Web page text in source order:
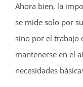
Ahora bien, la
se mide solo por
sino por el trabajo
mantenerse en el
necesidades